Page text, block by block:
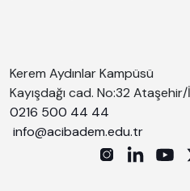
Kerem Aydınlar Kampüsü
Kayışdağı cad. No:32
0216 500 44 44
info@acibadem.edu.tr